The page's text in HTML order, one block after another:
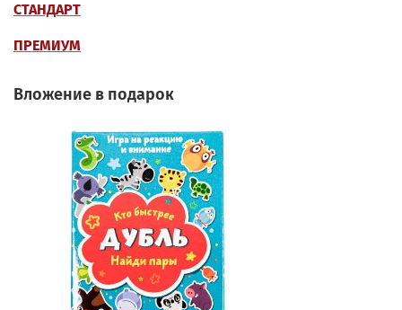
СТАНДАРТ
ПРЕМИУМ
Вложение в подарок